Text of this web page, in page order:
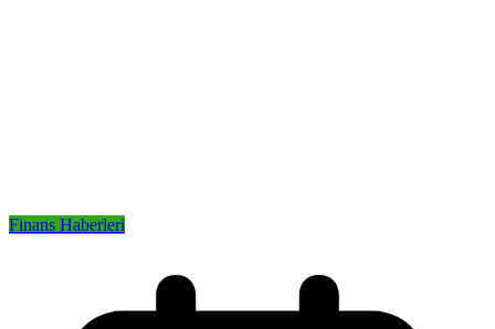
Finans Haberleri